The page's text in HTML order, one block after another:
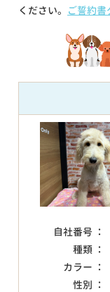
ください。 ご誓約書
自社番号 ：
種類 ：
カラー ：
性別 ：